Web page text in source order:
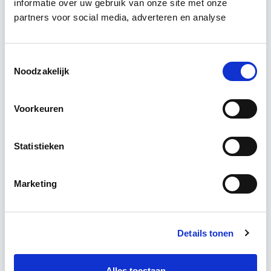
informatie over uw gebruik van onze site met onze
partners voor social media, adverteren en analyse
Noodzakelijk
Voorkeuren
Statistieken
Marketing
Details tonen
brandveiligheidsscan en…
Lees verder
Deze opleiding is in Utrecht of Blended (een
combinatie van e-learnings en klassikaal) te
6 uur zelfstudie